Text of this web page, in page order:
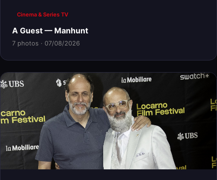
Cinema & Series TV
A Guest — Manhunt
7 photos · 07/08/2026